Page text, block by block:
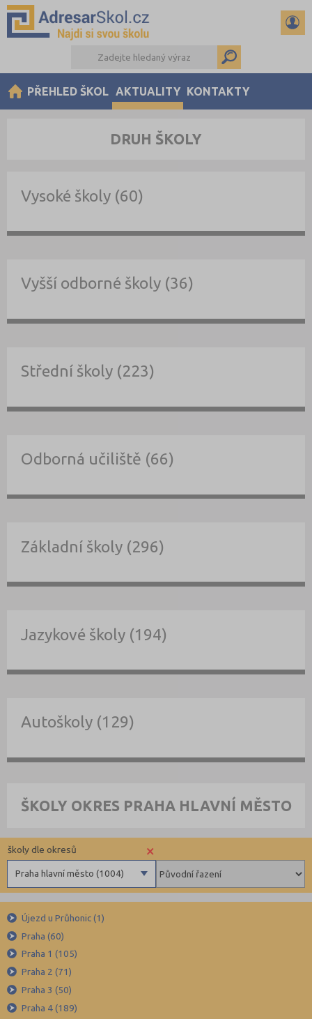
PŘEHLED ŠKOL AKTUALITY KONTAKTY
DRUH ŠKOLY
Vysoké školy (60)
Vyšší odborné školy (36)
Střední školy (223)
Odborná učiliště (66)
Základní školy (296)
Jazykové školy (194)
Autoškoly (129)
ŠKOLY OKRES PRAHA HLAVNÍ MĚSTO
×
Praha hlavní město (1004)
školy dle okresů
Beroun (85)
Blansko (88)
Brno-město (317)
Brno-venkov (149)
Bruntál (73)
Újezd u Průhonic (1)
Praha (60)
Praha 1 (105)
Praha 2 (71)
Praha 3 (50)
Praha 4 (189)